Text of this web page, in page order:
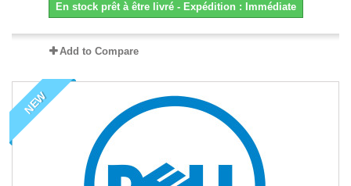
En stock prêt à être livré - Expédition : Immédiate
Add to Compare
NEW